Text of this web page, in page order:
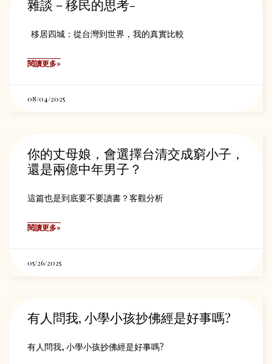
雜談－移民的思考-
移居四城：從台灣到世界，我的真實比較
閱讀更多»
08/04/2025
你的丈母娘，會選擇台清交成窮小子，
還是兩億中年男子？
這篇也是到底要不要讀書？客觀分析
閱讀更多»
05/26/2025
有人問我, 小學小孩抄佛經是好事嗎?
有人問我, 小學小孩抄佛經是好事嗎?